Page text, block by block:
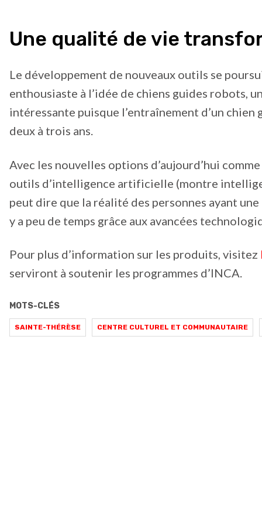
Une qualité de vie
Le développement de nouveaux outils se
enthousiaste à l’idée de chiens guides
intéressante puisque l’entraînement d’un
deux à trois ans.
Avec les nouvelles options d’aujourd’hui
outils d’intelligence artificielle (montre
peut dire que la réalité des personnes ayant
y a peu de temps grâce aux avancées
Pour plus d’information sur les produits, visitez
serviront à soutenir les programmes d’INCA.
MOTS-CLÉS
SAINTE-THÉRÈSE CENTRE CULTUREL ET COMMUNAUTAIRE